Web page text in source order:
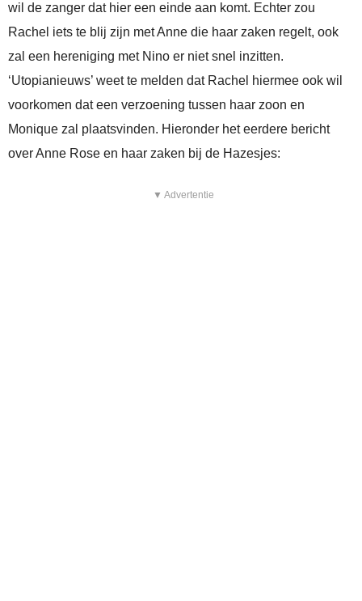
wil de zanger dat hier een einde aan komt. Echter zou
Rachel iets te blij zijn met Anne die haar zaken regelt, ook
zal een hereniging met Nino er niet snel inzitten.
‘Utopianieuws’ weet te melden dat Rachel hiermee ook wil
voorkomen dat een verzoening tussen haar zoon en
Monique zal plaatsvinden. Hieronder het eerdere bericht
over Anne Rose en haar zaken bij de Hazesjes:
▼ Advertentie